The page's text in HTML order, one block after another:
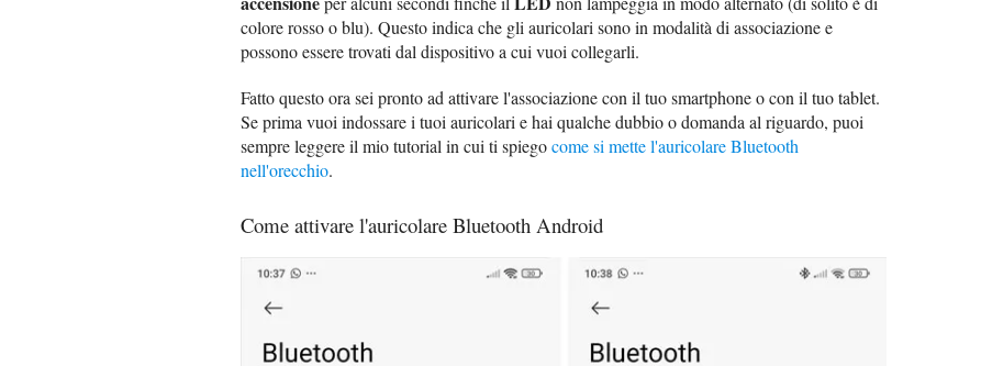
colore rosso o blu). Questo indica che gli auricolari sono in modalità di associazione e
possono essere trovati dal dispositivo a cui vuoi collegarli.
Fatto questo ora sei pronto ad attivare l'associazione con il tuo smartphone o con il tuo tablet.
Se prima vuoi indossare i tuoi auricolari e hai qualche dubbio o domanda al riguardo, puoi
sempre leggere il mio tutorial in cui ti spiegocome si mette l'auricolare Bluetooth
nell'orecchio.
Come attivare l'auricolare Bluetooth Android